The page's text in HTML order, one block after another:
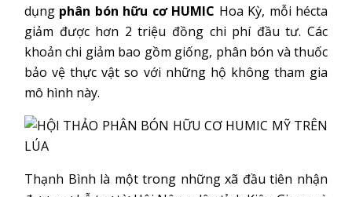
dụng phân bón hữu cơ HUMIC Hoa Kỳ, mỗi hécta
giảm được hơn 2 triệu đồng chi phí đầu tư. Các
khoản chi giảm bao gồm giống, phân bón và thuốc
bảo vệ thực vật so với những hộ không tham gia
mô hình này.
Thạnh Bình là một trong những xã đầu tiên nhận